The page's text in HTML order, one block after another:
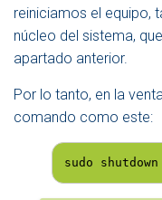
reiniciamos el equipo,
núcleo del sistema,
apartado anterior.
Por lo tanto, en la
comando como este:
sudo